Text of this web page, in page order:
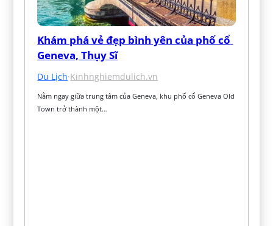
Khám phá vẻ đẹp bình yên của phố cổ
Geneva, Thụy Sĩ
Du Lịch·Kinhnghiemdulich.vn
Nằm ngay giữa trung tâm của Geneva, khu phố cổ Geneva Old
Town trở thành một…